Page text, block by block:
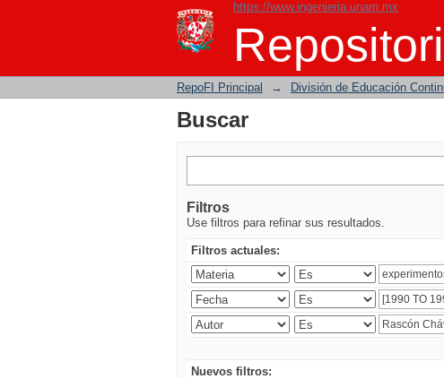
https://www.ingenieria.unam.mx
Buscar
RepoFI Principal → División de Educación
Buscar
Filtros
Use filtros para refinar sus resultados.
Filtros actuales:
Nuevos filtros: